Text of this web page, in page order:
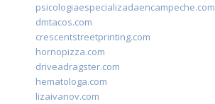
psicologiaespecializadaencampeche.com
dmtacos.com
crescentstreetprinting.com
hornopizza.com
driveadragster.com
hematologa.com
lizaivanov.com